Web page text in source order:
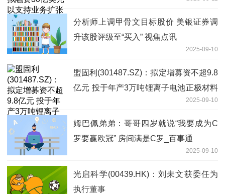
分析师上调甲骨文目标股价 美银证券调
升该股评级至“买入” 视焦点讯
2025-09-10
盟固利(301487.SZ)：拟定增募资不超9.8
亿元 投于年产3万吨锂离子电池正极材料
2025-09-10
姆巴佩弟弟：哥哥四岁就说“我要成为C
罗要赢欧冠” 房间满是C罗_百事通
2025-09-10
光启科学(00439.HK)：刘未文获委任为
执行董事